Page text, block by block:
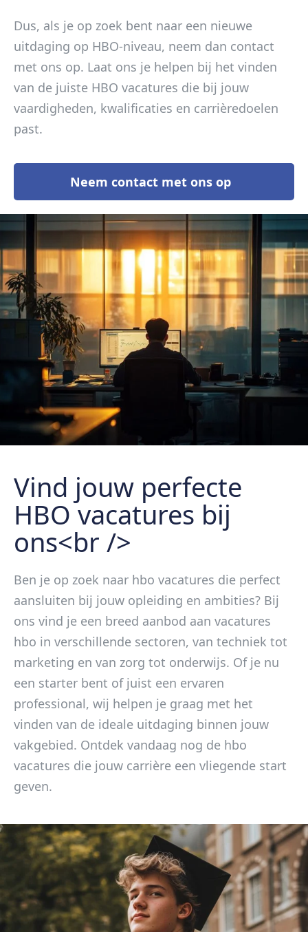
Dus, als je op zoek bent naar een nieuwe
uitdaging op HBO-niveau, neem dan contact
met ons op. Laat ons je helpen bij het vinden
van de juiste HBO vacatures die bij jouw
vaardigheden, kwalificaties en carrièredoelen
past.
Neem contact met ons op
Vind jouw perfecte
HBO vacatures bij
ons<br />
Ben je op zoek naar hbo vacatures die perfect
aansluiten bij jouw opleiding en ambities? Bij
ons vind je een breed aanbod aan vacatures
hbo in verschillende sectoren, van techniek tot
marketing en van zorg tot onderwijs. Of je nu
een starter bent of juist een ervaren
professional, wij helpen je graag met het
vinden van de ideale uitdaging binnen jouw
vakgebied. Ontdek vandaag nog de hbo
vacatures die jouw carrière een vliegende start
geven.